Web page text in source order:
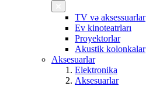
TV və aksessuarlar
Ev kinoteatrları
Proyektorlar
Akustik kolonkalar
Aksesuarlar
Elektronika
Aksesuarlar